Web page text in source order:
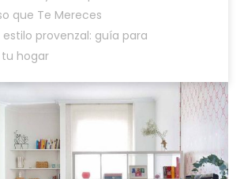
que Te Mereces
provenzal: guía para
hogar